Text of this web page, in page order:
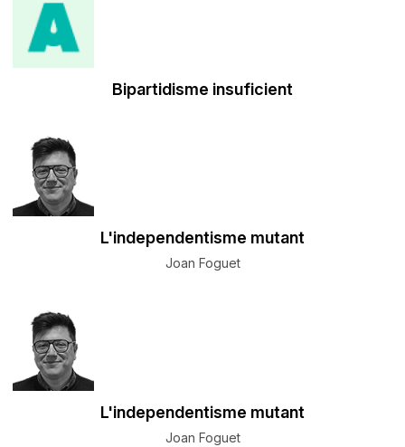
Bipartidisme insuficient
L'independentisme mutant
Joan Foguet
L'independentisme mutant
Joan Foguet